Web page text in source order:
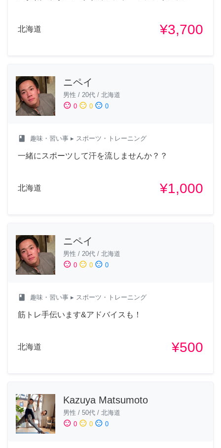
北海道 ¥3,700
ニペイ
男性 / 20代 / 北海道
sentiment_satisfied 0 sentiment_neutral 0 sentiment_dissatisfied 0
class 趣味・習い事 ▸ スポーツ・トレーニング
一緒にスポーツして汗を流しませんか？？
北海道 ¥1,000
ニペイ
男性 / 20代 / 北海道
sentiment_satisfied 0 sentiment_neutral 0 sentiment_dissatisfied 0
class 趣味・習い事 ▸ スポーツ・トレーニング
筋トレ手伝います&アドバイスも！
北海道 ¥500
Kazuya Matsumoto
男性 / 50代 / 北海道
sentiment_satisfied 0 sentiment_neutral 0 sentiment_dissatisfied 0